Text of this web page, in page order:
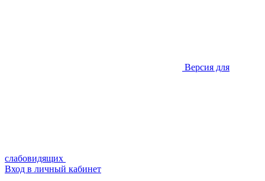
Версия для
слабовидящих
Вход в личный кабинет